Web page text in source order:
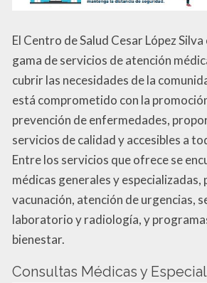
El Centro de Salud Cesar López
gama de servicios de atención
cubrir las necesidades de la
está comprometido con la
prevención de enfermedades,
servicios de calidad y accesibles a
Entre los servicios que ofrece se
médicas generales y
vacunación, atención de urgencias,
laboratorio y radiología, y
bienestar.
Consultas Médicas y